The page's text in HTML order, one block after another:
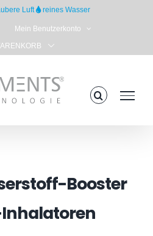
Luft reines Wasser
Mein Benutzerkonto
Booster